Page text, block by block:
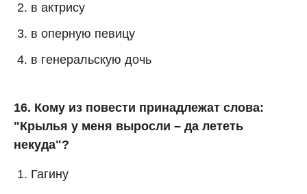
в актрису
в оперную певицу
в генеральскую дочь
16. Кому из повести принадлежат слова:
"Крылья у меня выросли – да лететь
некуда"?
Гагину